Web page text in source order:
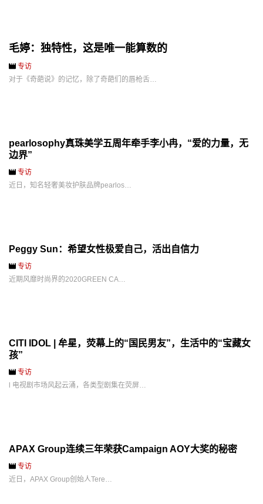
毛婷：独特性，这是唯一能算数的
专访
对于《奇葩说》的记忆，除了奇葩们的唇枪舌…
pearlosophy真珠美学五周年牵手李小冉，“爱的力量，无
边界”
专访
近日，知名轻奢美妆护肤品牌pearlos…
Peggy Sun：希望女性极爱自己，活出自信力
专访
近期风靡时尚界的2020GREEN CA…
CITI IDOL | 牟星，荧幕上的“国民男友”，生活中的“宝藏女
孩”
专访
l 电视剧市场风起云涌，各类型剧集在荧屏…
APAX Group连续三年荣获Campaign AOY大奖的秘密
专访
近日，APAX Group创始人Tere…